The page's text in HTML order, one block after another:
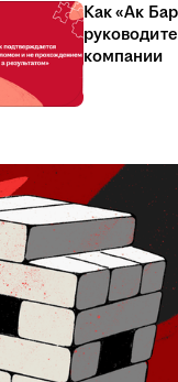
Как «Ак
компании